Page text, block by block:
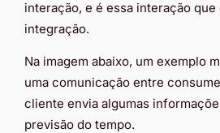
interação, e é essa interação que
integração.
Na imagem abaixo, um exemplo
uma comunicação entre
cliente envia algumas
previsão do tempo.